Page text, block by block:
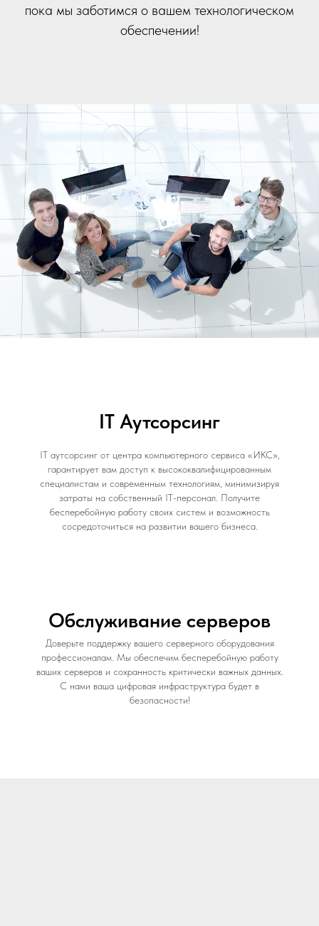
пока мы заботимся о вашем технологическом
обеспечении!
IT Аутсорсинг
IT аутсорсинг от центра компьютерного сервиса «ИКС»,
гарантирует вам доступ к высококвалифицированным
специалистам и современным технологиям, минимизируя
затраты на собственный IT-персонал. Получите
бесперебойную работу своих систем и возможность
сосредоточиться на развитии вашего бизнеса.
Обслуживание серверов
Доверьте поддержку вашего серверного оборудования
профессионалам. Мы обеспечим бесперебойную работу
ваших серверов и сохранность критически важных данных.
С нами ваша цифровая инфраструктура будет в
безопасности!